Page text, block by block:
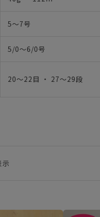
5～7号
5/0～6/0号
20～22目 ・ 27～29段
示